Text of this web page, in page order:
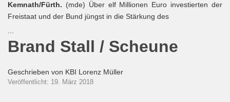
Kemnath/Fürth. (mde) Über elf Millionen Euro investierten der
Freistaat und der Bund jüngst in die Stärkung des
Brand Stall / Scheune
Geschrieben von KBI Lorenz Müller
Veröffentlicht: 19. März 2018